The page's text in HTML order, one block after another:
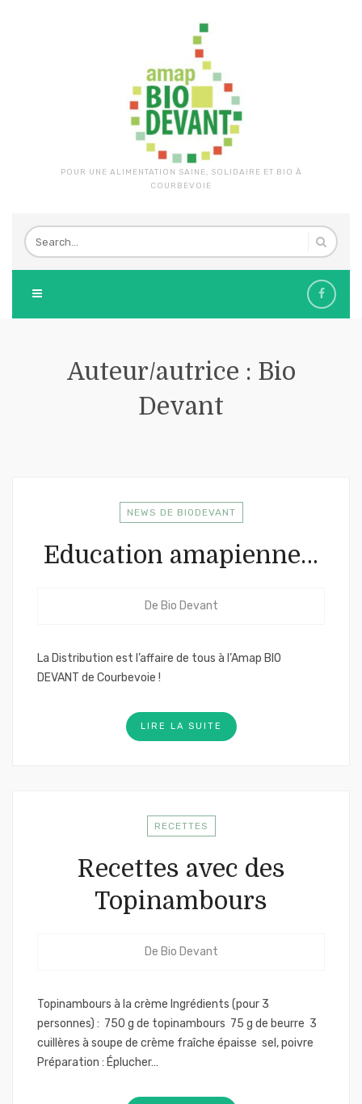
POUR UNE ALIMENTATION SAINE, SOLIDAIRE ET BIO À
COURBEVOIE
Auteur/autrice : Bio
Devant
NEWS DE BIODEVANT
Education amapienne…
De Bio Devant
La Distribution est l’affaire de tous à l’Amap BIO
DEVANT de Courbevoie !
LIRE LA SUITE
RECETTES
Recettes avec des
Topinambours
De Bio Devant
Topinambours à la crème Ingrédients (pour 3
personnes) : 750 g de topinambours 75 g de beurre 3
cuillères à soupe de crème fraîche épaisse sel, poivre
Préparation : Éplucher…